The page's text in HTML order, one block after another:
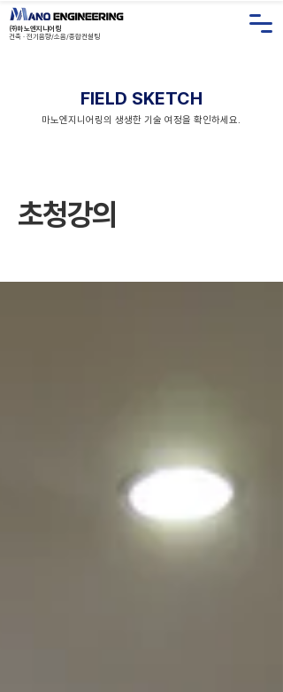
㈜마노엔지니어링
건축 · 전기음향/소음/종합컨설 팅
FIELD SKETCH
마노엔지니어링의 생생한 기술 여정을 확인하세요.
초청강의